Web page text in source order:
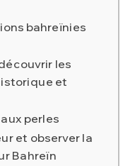
bahreïnies
les
et
perles
et observer la
Bahreïn